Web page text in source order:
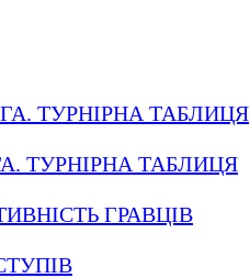
ТУРНІРНА ТАБЛИЦЯ
ТУРНІРНА ТАБЛИЦЯ
ГРАВЦІВ